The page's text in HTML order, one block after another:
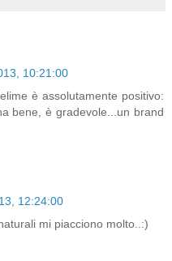
10:21:00
è assolutamente positivo:
bene, è gradevole...un brand
12:24:00
mi piacciono molto..:)